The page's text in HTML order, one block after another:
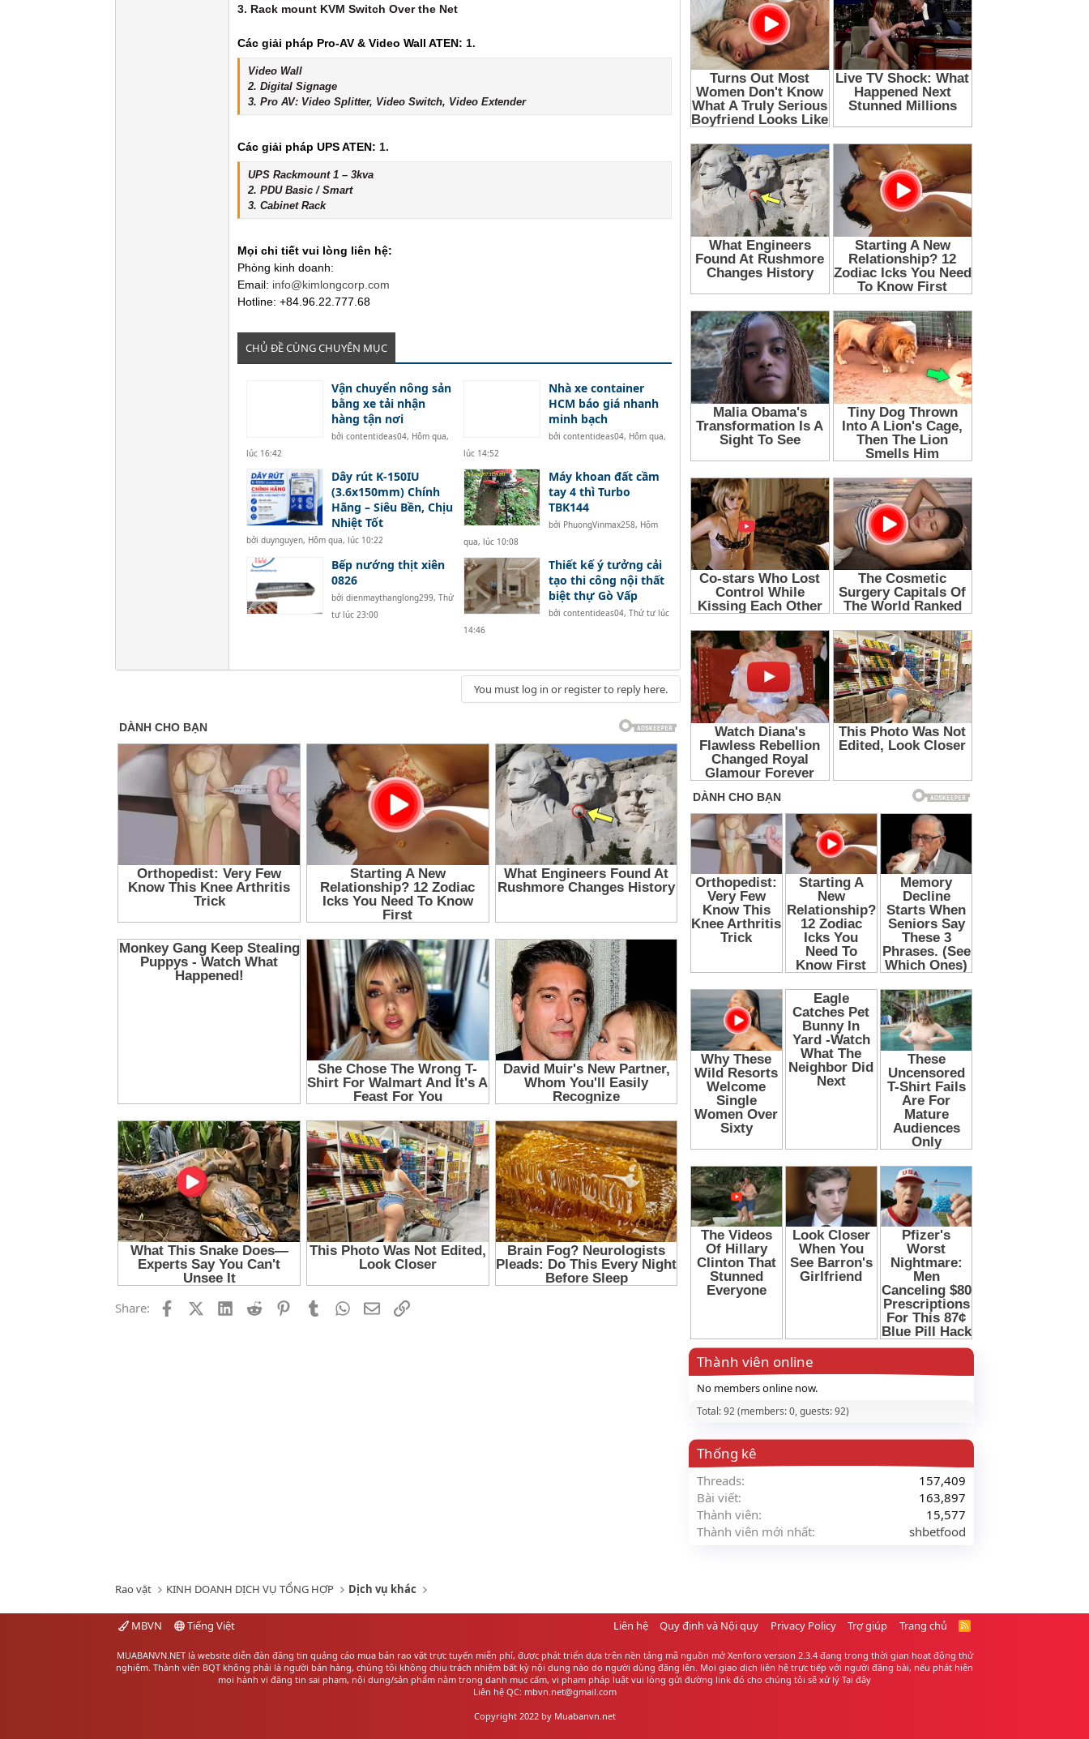
3. Rack mount KVM Switch Over the Net
Các giải pháp Pro-AV & Video Wall ATEN: 1.
Video Wall
2. Digital Signage
3. Pro AV: Video Splitter, Video Switch, Video Extender
Các giải pháp UPS ATEN: 1.
UPS Rackmount 1 – 3kva
2. PDU Basic / Smart
3. Cabinet Rack
Mọi chi tiết vui lòng liên hệ:
Phòng kinh doanh:
Email: info@kimlongcorp.com
Hotline: +84.96.22.777.68
CHỦ ĐỀ CÙNG CHUYÊN MỤC
Vận chuyển nông sản
bằng xe tải nhận
hàng tận nơi
bởi contentideas04, Hôm qua,
lúc 16:42
Nhà xe container
HCM báo giá nhanh
minh bạch
bởi contentideas04, Hôm qua,
lúc 14:52
Dây rút K-150IU
(3.6x150mm) Chính
Hãng – Siêu Bền, Chịu
Nhiệt Tốt
bởi duynguyen, Hôm qua, lúc 10:22
Máy khoan đất cầm
tay 4 thì Turbo
TBK144
bởi PhuongVinmax258, Hôm
qua, lúc 10:08
Bếp nướng thịt xiên
0826
bởi dienmaythanglong299, Thứ
tư lúc 23:00
Thiết kế ý tưởng cải
tạo thi công nội thất
biệt thự Gò Vấp
bởi contentideas04, Thứ tư lúc
14:46
You must log in or register to reply here.
Share: FacebookX (Twitter)
LinkedInReddit PinterestTumblrWhatsApp
EmailLink
Thành viên online
No members online now.
Total: 92 (members: 0, guests: 92)
Thống kê
Threads
157,409
Bài viết
163,897
Thành viên
15,577
Thành viên mới nhất
shbetfood
Rao vặt KINH DOANH DỊCH VỤ TỔNG HỢP Dịch vụ khác
MBVN Tiếng Việt Liên hệ Quy định và Nội quy Privacy Policy Trợ giúp Trang chủ
R
MUABANVN.NET là website diễn đàn đăng tin quảng cáo mua bán rao vặttrực tuyến miễn phí, được phát triển dựa trên nền tảng mã nguồn mở Xenforo version 2.3.4 đang trong thời gian hoạt động thử
nghiệm. Thành viên BQT không phải là người bán hàng, chúng tôi không chịu trách nhiệm bất kỳ nội dung nào do người dùng đăng lên. Mọi giao dịch liên hệ trực tiếp với người đăng bài, nếu phát hiện
mọi hành vi đăng tin sai phạm, nội dung/sản phẩm nằm trong danh mục cấm, vi phạm pháp luật vui lòng gửi đường link đó cho chúng tôi sẽ xử lý Tại đây
Liên hệ QC: mbvn.net@gmail.com
Copyright 2022 by Muabanvn.net